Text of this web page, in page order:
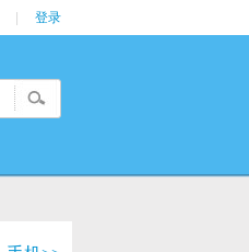
登录